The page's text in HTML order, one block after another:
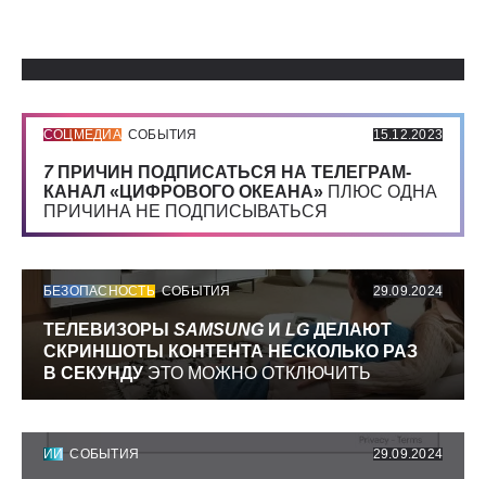
СОЦМЕДИА СОБЫТИЯ 15.12.2023
7 ПРИЧИН ПОДПИСАТЬСЯ НА ТЕЛЕГРАМ-
КАНАЛ «ЦИФРОВОГО ОКЕАНА» ПЛЮС ОДНА
ПРИЧИНА НЕ ПОДПИСЫВАТЬСЯ
БЕЗОПАСНОСТЬ СОБЫТИЯ 29.09.2024
ТЕЛЕВИЗОРЫ SAMSUNG И LGДЕЛАЮТ
СКРИНШОТЫ КОНТЕНТА НЕСКОЛЬКО РАЗ
В СЕКУНДУЭТО МОЖНО ОТКЛЮЧИТЬ
ИИ СОБЫТИЯ 29.09.2024